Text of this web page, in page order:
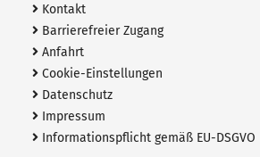
Kontakt
Barrierefreier Zugang
Anfahrt
Cookie-Einstellungen
Datenschutz
Impressum
Informationspflicht gemäß EU-DSGVO